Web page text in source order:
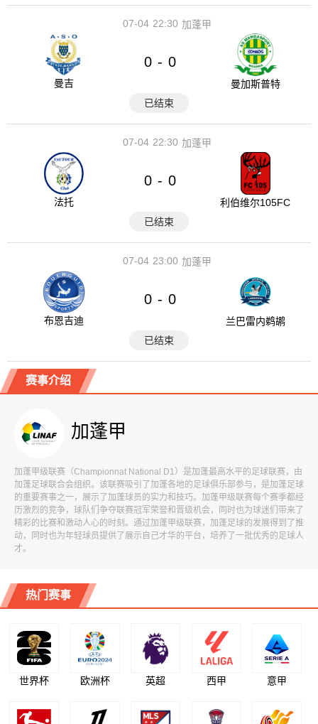
22:30
07-04 加蓬甲
曼吉
0 - 0
曼加斯普特
已结束
22:30
07-04 加蓬甲
法托
0 - 0
利伯维尔105FC
已结束
23:00
07-04 加蓬甲
布恩吉迪
0 - 0
兰巴雷内鹈鹕
已结束
赛事介绍
加蓬甲
加蓬甲级联赛（Championnat National D1）是加蓬最高水平的足球联赛，由
加蓬足球联合会组织。该联赛吸引了加蓬各地的足球俱乐部参与，是加蓬足球
的重要赛事之一，展示了加蓬球员的实力和技巧。加蓬甲级联赛每个赛季都经
历激烈的竞争，球队们争夺联赛冠军荣誉和晋级机会，同时也为球迷们带来了
精彩的比赛和激动人心的时刻。通过加蓬甲级联赛，加蓬足球的发展得到了推
动，同时也为年轻球员提供了展示自己才华的平台，培养了一批优秀的足球人
才。
热门赛事
世界杯 欧洲杯 英超 西甲 意甲